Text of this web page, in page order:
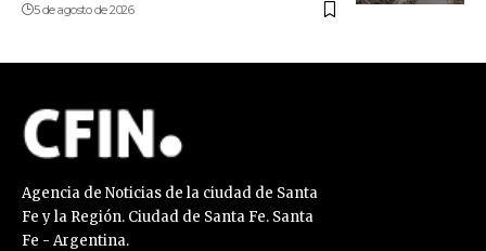
5 de agosto de 2026
Agencia de Noticias de la ciudad de Santa
Fe y la Región. Ciudad de Santa Fe. Santa
Fe - Argentina.